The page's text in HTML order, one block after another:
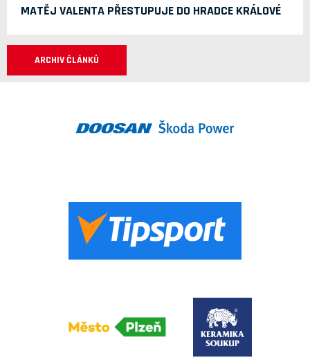
MATĚJ VALENTA PŘESTUPUJE DO HRADCE KRÁLOVÉ
ARCHIV ČLÁNKŮ